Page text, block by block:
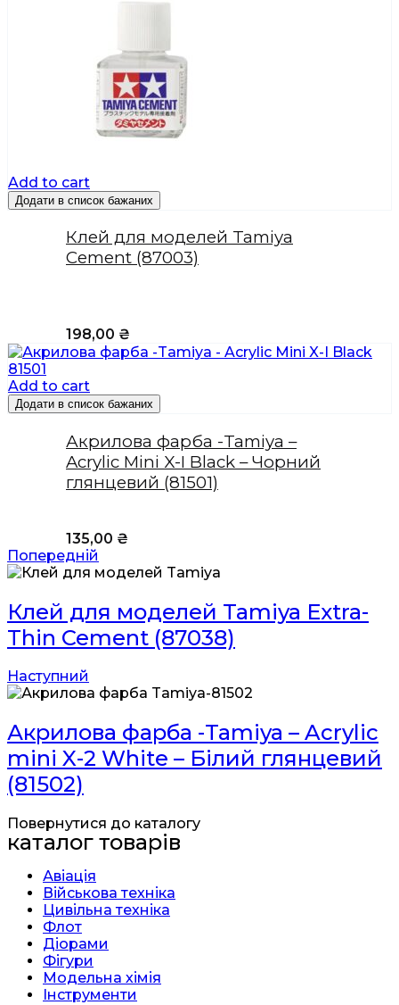
Add to cart
Додати в список бажаних
Клей для моделей Tamiya
Cement (87003)
198,00 ₴
Add to cart
Додати в список бажаних
Акрилова фарба -Tamiya –
Acrylic Mini X-I Black – Чорний
глянцевий (81501)
135,00 ₴
Попередній
Клей для моделей Tamiya Extra-
Thin Cement (87038)
Наступний
Акрилова фарба -Tamiya – Acrylic
mini X-2 White – Білий глянцевий
(81502)
Повернутися до каталогу
каталог товарів
Авіація
Військова техніка
Цивільна техніка
Флот
Діорами
Фігури
Модельна хімія
Інструменти